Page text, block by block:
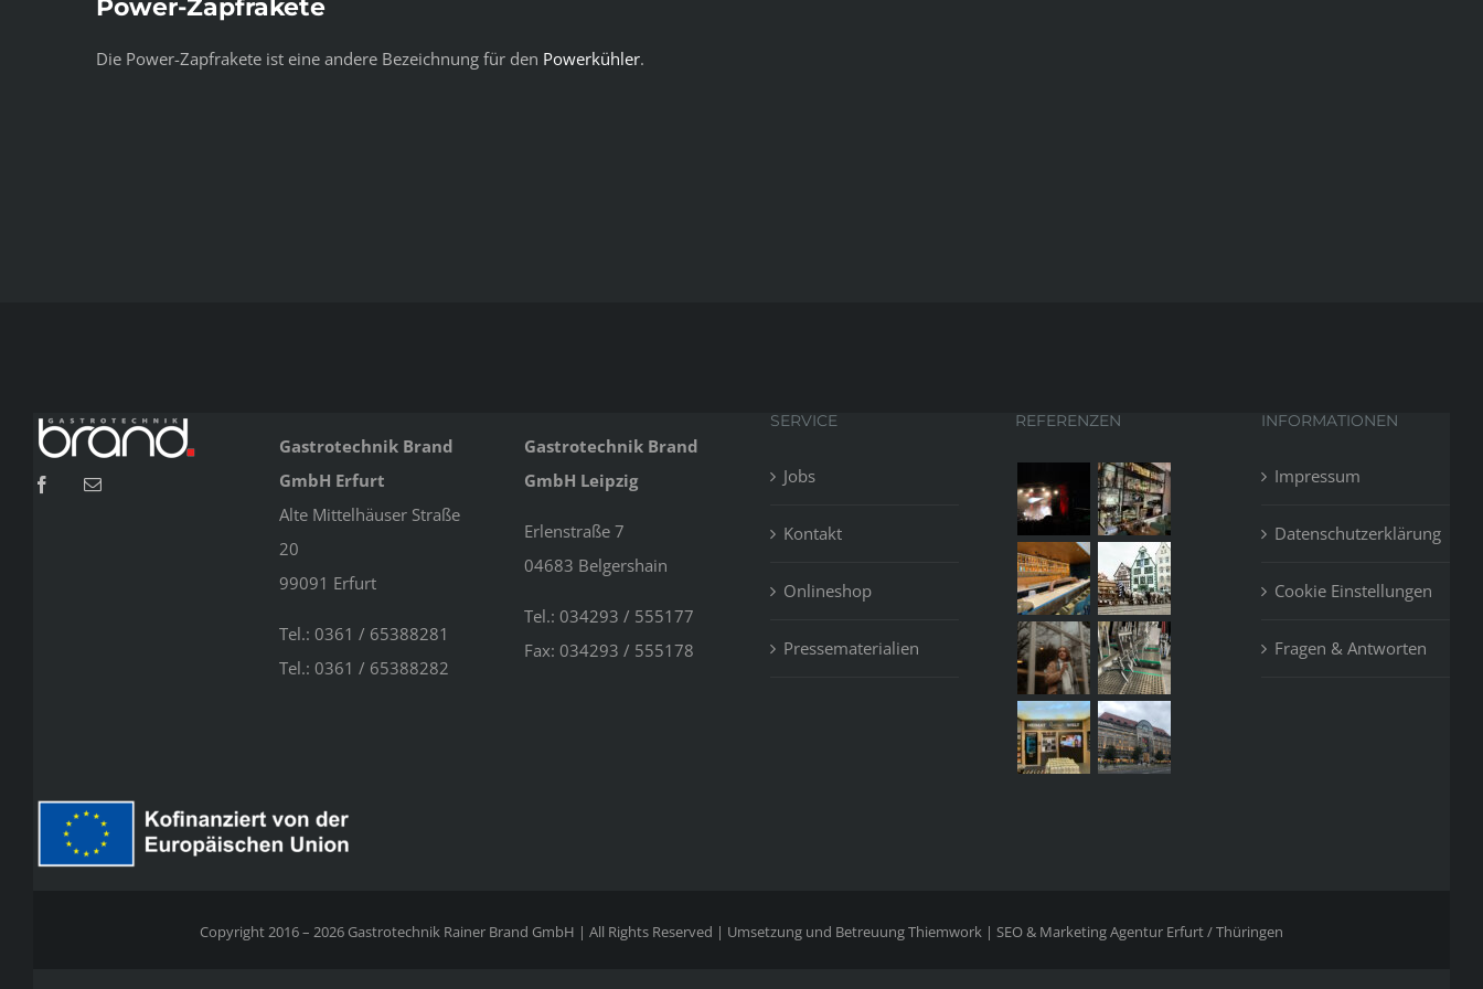
Power-Zapfrakete
Die Power-Zapfrakete ist eine andere Bezeichnung für den Powerkühler.
Gastrotechnik Brand
GmbH Erfurt
Alte Mittelhäuser Straße
20
99091 Erfurt
Tel.: 0361 / 65388281
Tel.: 0361 / 65388282
Gastrotechnik Brand
GmbH Leipzig
Erlenstraße 7
04683 Belgershain
Tel.: 034293 / 555177
Fax: 034293 / 555178
SERVICE
Jobs
Kontakt
Onlineshop
Pressematerialien
REFERENZEN INFORMATIONEN
Impressum
Datenschutzerklärung
Cookie Einstellungen
Fragen & Antworten
Copyright 2016 – 2026 Gastrotechnik Rainer Brand GmbH | All Rights Reserved | Umsetzung und BetreuungThiemwork | SEO & Marketing Agentur Erfurt / Thüringen